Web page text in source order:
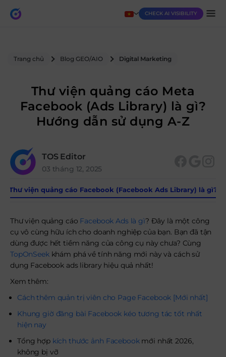
CHECK AI VISIBILITY
Trang chủ Blog GEO/AIO Digital Marketing
Thư viện quảng cáo Meta
Facebook (Ads Library) là gì?
Hướng dẫn sử dụng A-Z
TOS Editor
03 tháng 12, 2025
Thư viện quảng cáo Facebook (Facebook Ads Library) là gì?
Thư viện quảng cáo Facebook Ads là gì? Đây là một công
cụ vô cùng hữu ích cho doanh nghiệp của bạn. Bạn đã tận
dùng được hết tiềm năng của công cụ này chưa? Cùng
TopOnSeekkhám phá về tính năng mới này và cách sử
dụng Facebook ads library hiệu quả nhất!
Xem thêm:
Cách thêm quản trị viên cho Page Facebook [Mới nhất]
Khung giờ đăng bài Facebook kéo tương tác tốt nhất
hiện nay
Tổng hợp kích thước ảnh Facebookmới nhất 2026,
không bị vỡ